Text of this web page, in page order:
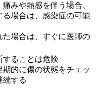
みや熱感を伴う場合、
る場合は、感染症の可能
た場合は、すぐに医師の
することは危険
的に傷の状態をチェッ
続する